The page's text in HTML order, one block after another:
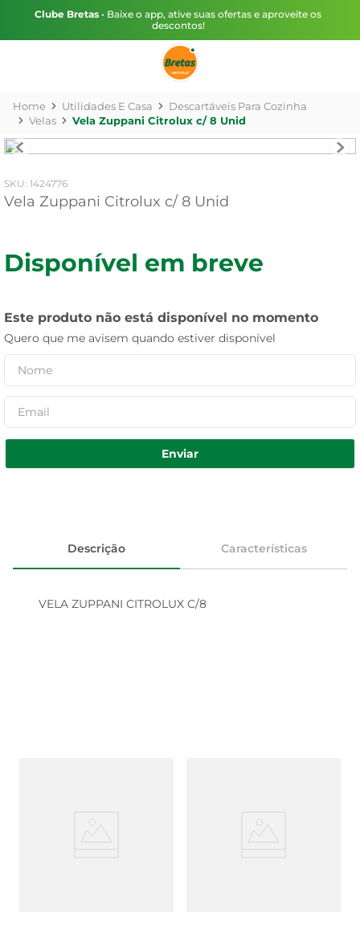
Clube Bretas • Baixe o app, ative suas ofertas e aproveite os
descontos!
Utilidades E Casa
Descartáveis Para Cozinha
Velas
Vela Zuppani Citrolux c/ 8 Unid
: 1424776
Vela Zuppani Citrolux c/ 8 Unid
Disponível em breve
Este produto não está disponível no momento
Quero que me avisem quando estiver disponível
Enviar
Descrição Características
VELA ZUPPANI CITROLUX C/8